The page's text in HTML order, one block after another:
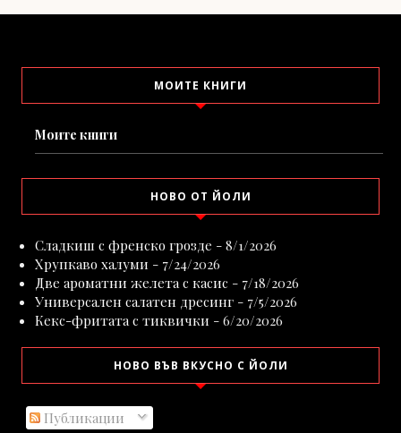
МОИТЕ КНИГИ
Моите книги
НОВО ОТ ЙОЛИ
Сладкиш с френско грозде - 8/1/2026
Хрупкаво халуми - 7/24/2026
Две ароматни желета с касис - 7/18/2026
Универсален салатен дресинг- 7/5/2026
Кекс-фритата с тиквички - 6/20/2026
НОВО ВЪВ ВКУСНО С ЙОЛИ
Публикации